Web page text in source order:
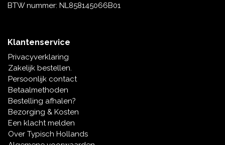
BTW nummer: NL858145066B01
Klantenservice
Privacyverklaring
Zakelijk bestellen.
Persoonlijk contact
Betaalmethoden
Bestelling afhalen?
Bezorging & Kosten
Een klacht melden
Over Typisch Hollands